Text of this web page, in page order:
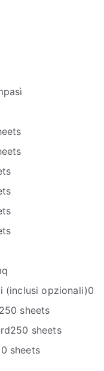
sì
(inclusi opzionali)0
250 sheets
250 sheets
sheets